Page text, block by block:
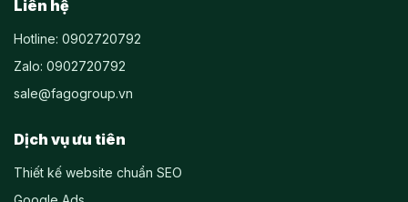
Liên hệ
Hotline: 0902720792
Zalo: 0902720792
sale@fagogroup.vn
Dịch vụ ưu tiên
Thiết kế website chuẩn SEO